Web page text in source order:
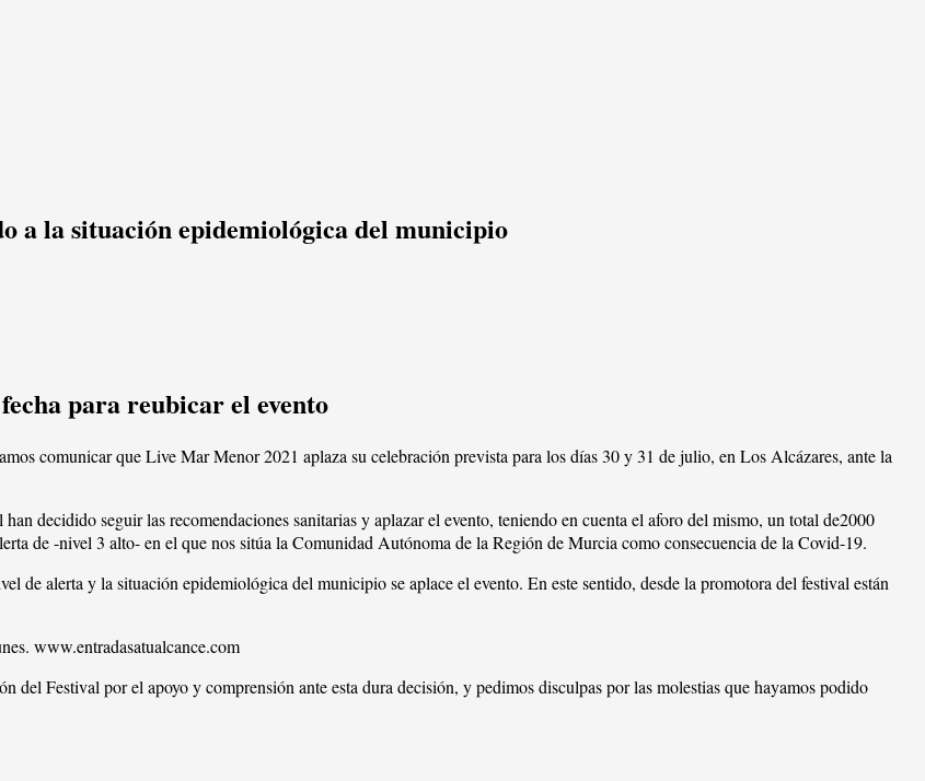
a la situación epidemiológica del municipio
para reubicar el evento
comunicar que Live Mar Menor 2021 aplaza su celebración prevista para los días 30 y 31 de julio, en Los Alcázares, ante la
decidido seguir las recomendaciones sanitarias y aplazar el evento, teniendo en cuenta el aforo del mismo, un total de2000
de -nivel 3 alto- en el que nos sitúa la Comunidad Autónoma de la Región de Murcia como consecuencia de la Covid-19.
de alerta y la situación epidemiológica del municipio se aplace el evento. En este sentido, desde la promotora del festival están
www.entradasatualcance.com
del Festival por el apoyo y comprensión ante esta dura decisión, y pedimos disculpas por las molestias que hayamos podido